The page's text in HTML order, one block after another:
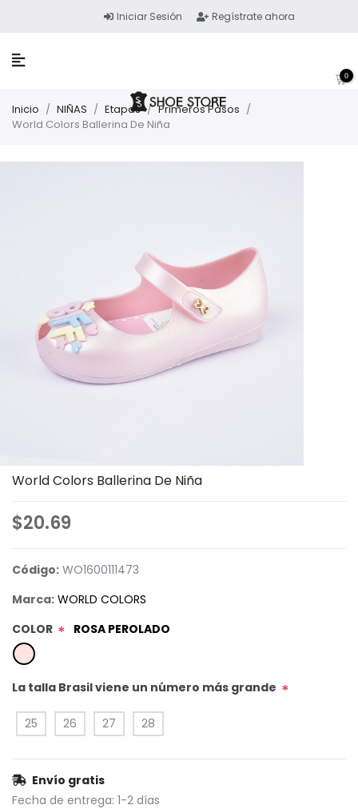
Iniciar Sesión Regístrate ahora
0
Inicio / NIÑAS / Etapas / Primeros Pasos /
World Colors Ballerina De Niña
World Colors Ballerina De Niña
$20.69
Código: WO1600111473
Marca: WORLD COLORS
COLOR * ROSA PEROLADO
La talla Brasil viene un número más grande *
25 26 27 28
Envío gratis
Fecha de entrega: 1-2 días